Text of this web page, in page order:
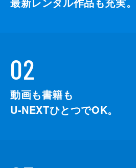
02
動画も書籍も
U-NEXTひとつでOK。